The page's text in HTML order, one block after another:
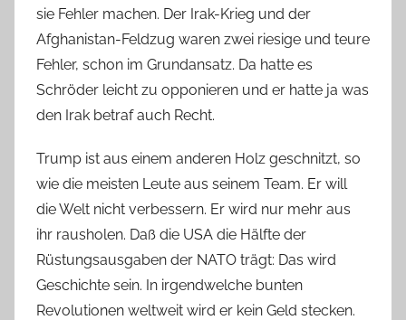
sie Fehler machen. Der Irak-Krieg und der
Afghanistan-Feldzug waren zwei riesige und teure
Fehler, schon im Grundansatz. Da hatte es
Schröder leicht zu opponieren und er hatte ja was
den Irak betraf auch Recht.
Trump ist aus einem anderen Holz geschnitzt, so
wie die meisten Leute aus seinem Team. Er will
die Welt nicht verbessern. Er wird nur mehr aus
ihr rausholen. Daß die USA die Hälfte der
Rüstungsausgaben der NATO trägt: Das wird
Geschichte sein. In irgendwelche bunten
Revolutionen weltweit wird er kein Geld stecken.